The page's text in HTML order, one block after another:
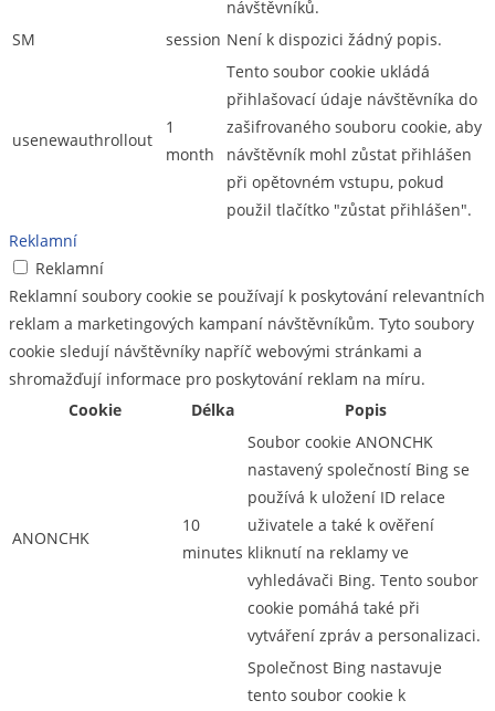
návštěvníků.
SM
session Není k dispozici žádný popis.
usenewauthrollout
1
month
Tento soubor cookie ukládá
přihlašovací údaje návštěvníka do
zašifrovaného souboru cookie, aby
návštěvník mohl zůstat přihlášen
při opětovném vstupu, pokud
použil tlačítko "zůstat přihlášen".
Reklamní
Reklamní
Reklamní soubory cookie se používají k poskytování relevantních
reklam a marketingových kampaní návštěvníkům. Tyto soubory
cookie sledují návštěvníky napříč webovými stránkami a
shromažďují informace pro poskytování reklam na míru.
Cookie
Délka Popis
ANONCHK
10
minutes
Soubor cookie ANONCHK
nastavený společností Bing se
používá k uložení ID relace
uživatele a také k ověření
kliknutí na reklamy ve
vyhledávači Bing. Tento soubor
cookie pomáhá také při
vytváření zpráv a personalizaci.
Společnost Bing nastavuje
tento soubor cookie k